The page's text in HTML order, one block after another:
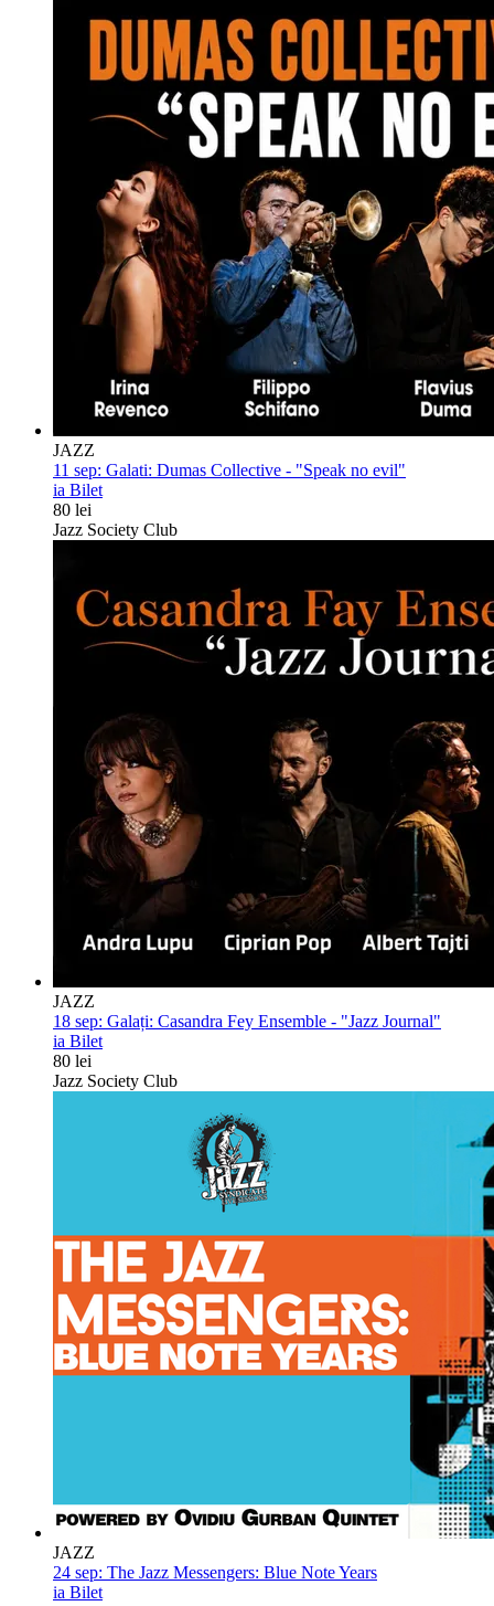
JAZZ
11 sep: Galati: Dumas Collective - "Speak no evil"
ia Bilet
80 lei
Jazz Society Club
JAZZ
18 sep: Galați: Casandra Fey Ensemble - "Jazz Journal"
ia Bilet
80 lei
Jazz Society Club
JAZZ
24 sep: The Jazz Messengers: Blue Note Years
ia Bilet